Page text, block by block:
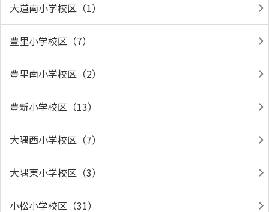
大道南小学校区（1）
豊里小学校区（7）
豊里南小学校区（2）
豊新小学校区（13）
大隅西小学校区（7）
大隅東小学校区（3）
小松小学校区（31）